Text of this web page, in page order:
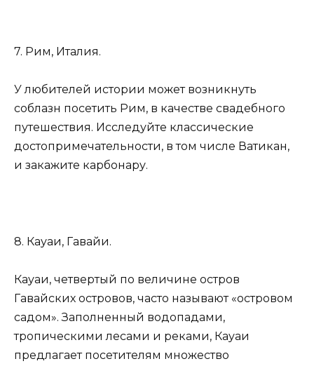
7. Рим, Италия.
У любителей истории может возникнуть
соблазн посетить Рим, в качестве свадебного
путешествия. Исследуйте классические
достопримечательности, в том числе Ватикан,
и закажите карбонару.
8. Кауаи, Гавайи.
Кауаи, четвертый по величине остров
Гавайских островов, часто называют «островом
садом». Заполненный водопадами,
тропическими лесами и реками, Кауаи
предлагает посетителям множество